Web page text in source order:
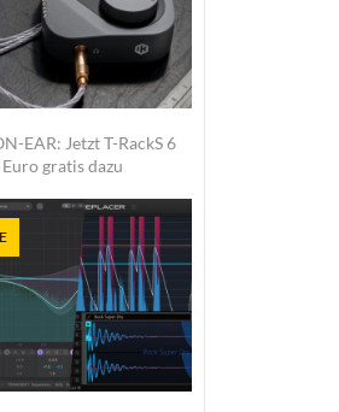
EAR: Jetzt T-RackS 6
gratis dazu